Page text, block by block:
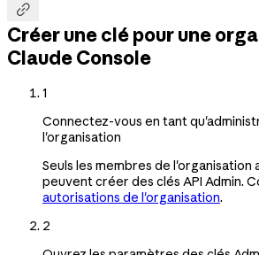

Créer une clé pour une
Claude Console
1
Connectez-vous en tant
l'organisation
Seuls les membres de l'organisation
peuvent créer des clés API Admin.
autorisations de l'organisation.
2